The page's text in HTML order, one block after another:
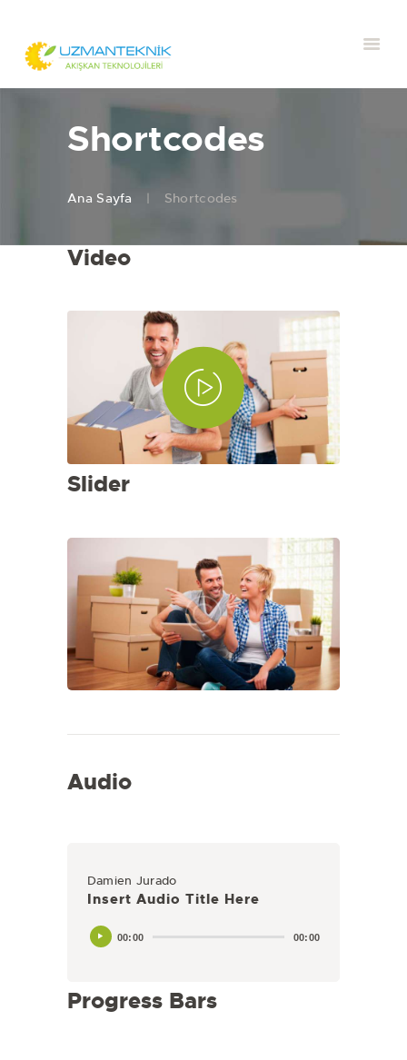
Shortcodes
Ana Sayfa Shortcodes
Video
Slider
Audio
Damien Jurado
Insert Audio Title Here
00:00 00:00
Progress Bars